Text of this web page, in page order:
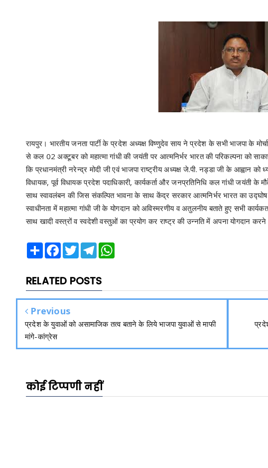
रायपुर। भारतीय जनता पार्टी के प्रदेश अध्यक्ष विष्णुदेव साय ने प्रदेश के सभी भाजपा के
से कल 02 अक्टूबर को महात्मा गांधी की जयंती पर आत्मनिर्भर भारत की परिकल्पना को
कि प्रधानमंत्री नरेन्द्र मोदी जी एवं भाजपा राष्ट्रीय अध्यक्ष जे.पी. नड्डा जी के आह्वान
विधायक, पूर्व विधायक प्रदेश पदाधिकारी, कार्यकर्ता और जनप्रतिनिधि कल गांधी जयंती
साथ स्वावलंबन की जिस संकल्पित भावना के साथ केंद्र सरकार आत्मनिर्भर भारत का
स्वाधीनता में महात्मा गांधी जी के योगदान को अविस्मरणीय व अतुलनीय बताते हुए सभी
साथ खादी वस्त्रों व स्वदेशी वस्तुओं का प्रयोग कर राष्ट्र की उन्नति में अपना योगदान
Share Facebook
TwitterTelegram
RELATED POSTS
Previous
प्रदेश के युवाओं को असामाजिक तत्व बताने के लिये भाजपा युवाओं से माफी
मांगे-कांग्रेस
कोई टिप्पणी नहीं